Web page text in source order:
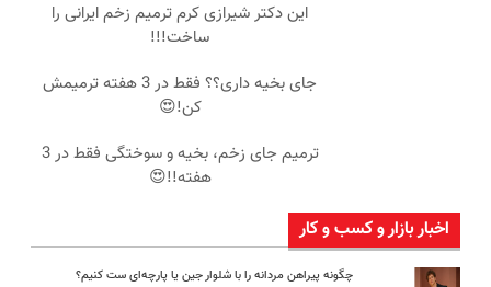
این دکتر شیرازی کرم ترمیم زخم ایرانی را
ساخت!!!
جای بخیه داری؟؟ فقط در 3 هفته ترمیمش
کن!😍
ترمیم جای زخم، بخیه و سوختگی فقط در 3
هفته!!😍
اخبار بازار و کسب و کار
چگونه پیراهن مردانه را با شلوار جین یا پارچه‌ای ست کنیم؟